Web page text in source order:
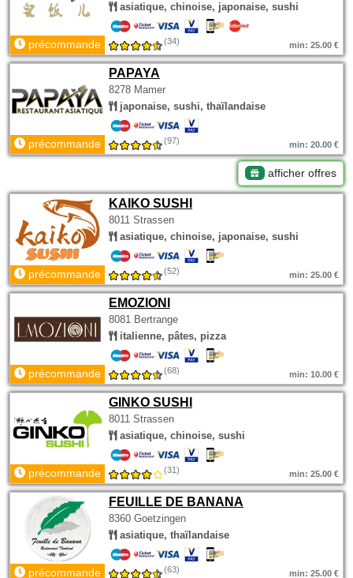
asiatique, chinoise, japonaise, sushi
précommande (34) min: 25.00 €
PAPAYA
8278 Mamer
japonaise, sushi, thaïlandaise
précommande (97) min: 20.00 €
afficher offres
KAIKO SUSHI
8011 Strassen
asiatique, chinoise, japonaise, sushi
précommande (52) min: 25.00 €
EMOZIONI
8081 Bertrange
italienne, pâtes, pizza
précommande (68) min: 10.00 €
GINKO SUSHI
8011 Strassen
asiatique, chinoise, sushi
précommande (31) min: 25.00 €
FEUILLE DE BANANA
8360 Goetzingen
asiatique, thaïlandaise
précommande (63) min: 25.00 €